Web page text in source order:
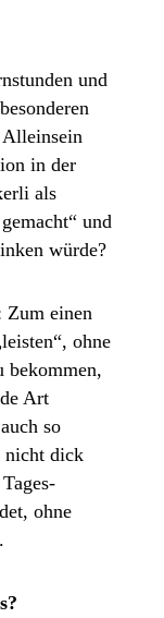
und
Alleinsein
in der
als
und
würde?
einen
ohne
bekommen,
Art
so
nicht dick
ohne